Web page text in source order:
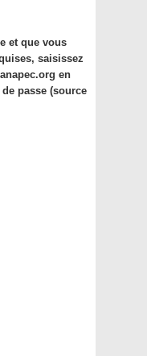
et que vous
saisissez
en
passe (source